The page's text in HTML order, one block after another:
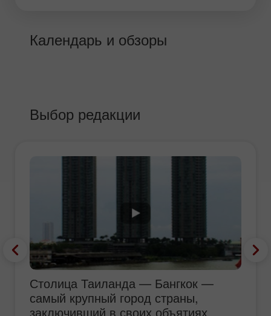
Календарь и обзоры
Выбор редакции
Столица Таиланда — Бангкок —
самый крупный город страны,
заключивший в своих объятиях